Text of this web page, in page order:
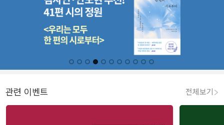
관련 이벤트 전체보기